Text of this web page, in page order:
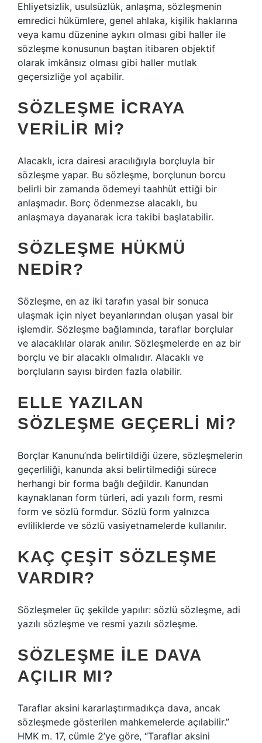
Ehliyetsizlik, usulsüzlük, anlaşma, sözleşmenin
emredici hükümlere, genel ahlaka, kişilik haklarına
veya kamu düzenine aykırı olması gibi haller ile
sözleşme konusunun baştan itibaren objektif
olarak imkânsız olması gibi haller mutlak
geçersizliğe yol açabilir.
SÖZLEŞME ICRAYA
VERILIR MI?
Alacaklı, icra dairesi aracılığıyla borçluyla bir
sözleşme yapar. Bu sözleşme, borçlunun borcu
belirli bir zamanda ödemeyi taahhüt ettiği bir
anlaşmadır. Borç ödenmezse alacaklı, bu
anlaşmaya dayanarak icra takibi başlatabilir.
SÖZLEŞME HÜKMÜ
NEDIR?
Sözleşme, en az iki tarafın yasal bir sonuca
ulaşmak için niyet beyanlarından oluşan yasal bir
işlemdir. Sözleşme bağlamında, taraflar borçlular
ve alacaklılar olarak anılır. Sözleşmelerde en az bir
borçlu ve bir alacaklı olmalıdır. Alacaklı ve
borçluların sayısı birden fazla olabilir.
ELLE YAZILAN
SÖZLEŞME GEÇERLI MI?
Borçlar Kanunu’nda belirtildiği üzere, sözleşmelerin
geçerliliği, kanunda aksi belirtilmediği sürece
herhangi bir forma bağlı değildir. Kanundan
kaynaklanan form türleri, adi yazılı form, resmi
form ve sözlü formdur. Sözlü form yalnızca
evliliklerde ve sözlü vasiyetnamelerde kullanılır.
KAÇ ÇEŞIT SÖZLEŞME
VARDIR?
Sözleşmeler üç şekilde yapılır: sözlü sözleşme, adi
yazılı sözleşme ve resmi yazılı sözleşme.
SÖZLEŞME ILE DAVA
AÇILIR MI?
Taraflar aksini kararlaştırmadıkça dava, ancak
sözleşmede gösterilen mahkemelerde açılabilir.”
HMK m. 17, cümle 2’ye göre, “Taraflar aksini